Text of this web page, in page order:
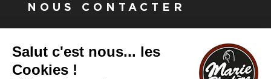
NOUS CONTACTER
Vous souhaitez nous contacter ?
Consultez notre FAQ.